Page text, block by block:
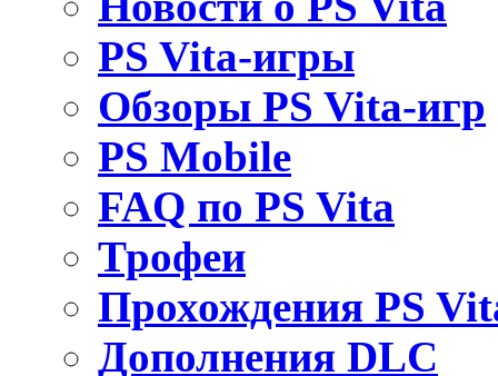
PS Vita-игры
Обзоры PS Vita-игр
PS Mobile
FAQ по PS Vita
Трофеи
Прохождения PS
Дополнения DLC